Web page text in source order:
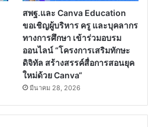
สพฐ.และ Canva Education
ขอเชิญผู้บริหาร ครู และบุคลากร
ทางการศึกษา เข้าร่วมอบรม
ออนไลน์ “โครงการเสริมทักษะ
ดิจิทัล สร้างสรรค์สื่อการสอนยุค
ใหม่ด้วย Canva“
มีนาคม 28, 2026